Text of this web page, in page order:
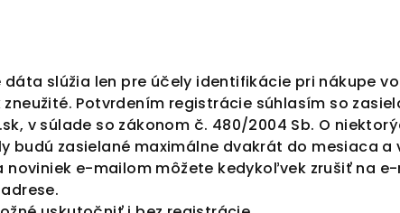
dáta slúžia len pre účely identifikácie pri nákupe
Potvrdením registrácie súhlasím so
v súlade so zákonom č. 480/2004 Sb. O
budú zasielané maximálne dvakrát do mesiaca
noviniek e-mailom môžete kedykoľvek zrušiť na